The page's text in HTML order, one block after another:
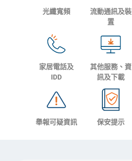
光纖寬頻
流動通訊及裝
置
家居電話及
IDD
其他服務、資
訊及下載
舉報可疑資訊 保安提示